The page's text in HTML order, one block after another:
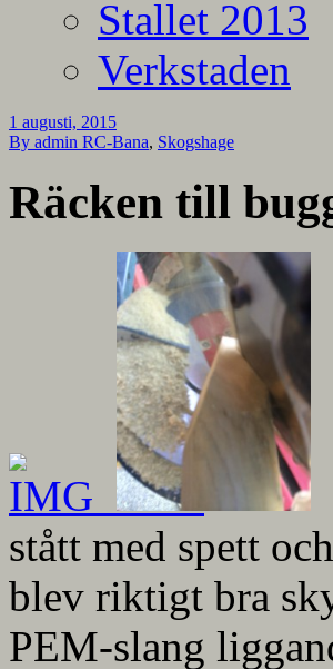
Stallet 2013
Verkstaden
1 augusti, 2015
By admin RC-Bana, Skogshage
Räcken till
stått med spett
blev riktigt bra
PEM-slang